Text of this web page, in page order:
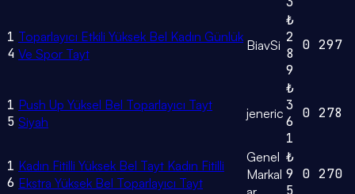
1
4
Toparlayıcı Etkili Yüksek Bel Kadın Günlük
Ve Spor Tayt
BiavSi
₺
2
8
9
0 297
1
5
Push Up Yüksel Bel Toparlayıcı Tayt
Siyah
jeneric
₺
3
6
1
0 278
1
6
Kadın Fitilli Yüksek Bel Tayt Kadın Fitilli
Ekstra Yüksek Bel Toparlayıcı Tayt
Genel
Markal
₺
9
0 270